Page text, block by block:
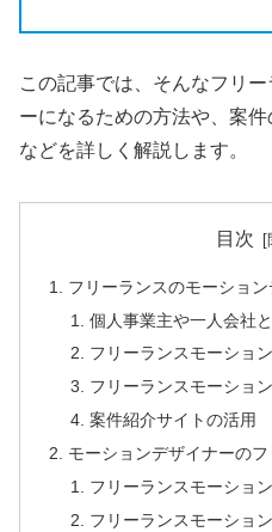
この記事では、そんなフリ
ーになるための方法や、案
などを詳しく解説します。
目次
フリーランスのモーショ
個人事業主や一人会社
フリーランスモーショ
フリーランスモーショ
案件紹介サイトの活用
モーションデザイナーの
フリーランスモーショ
フリーランスモーショ